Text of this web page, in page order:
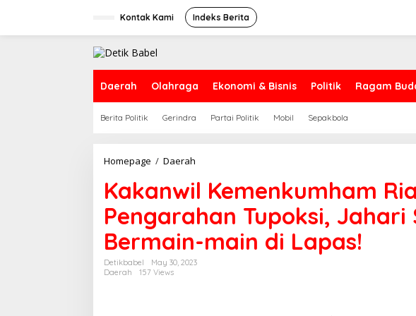
Kontak Kami Indeks Berita
Daerah Olahraga Ekonomi & Bisnis Politik Ragam
Berita Politik Gerindra Partai Politik Mobil Sepakbola
Homepage / Daerah
k
a
n
w
K
Kakanwil Kemenkumham
Pengarahan Tupoksi, Jahari
Bermain-main di Lapas!
Detikbabel
May 30, 2023
Daerah
157 Views